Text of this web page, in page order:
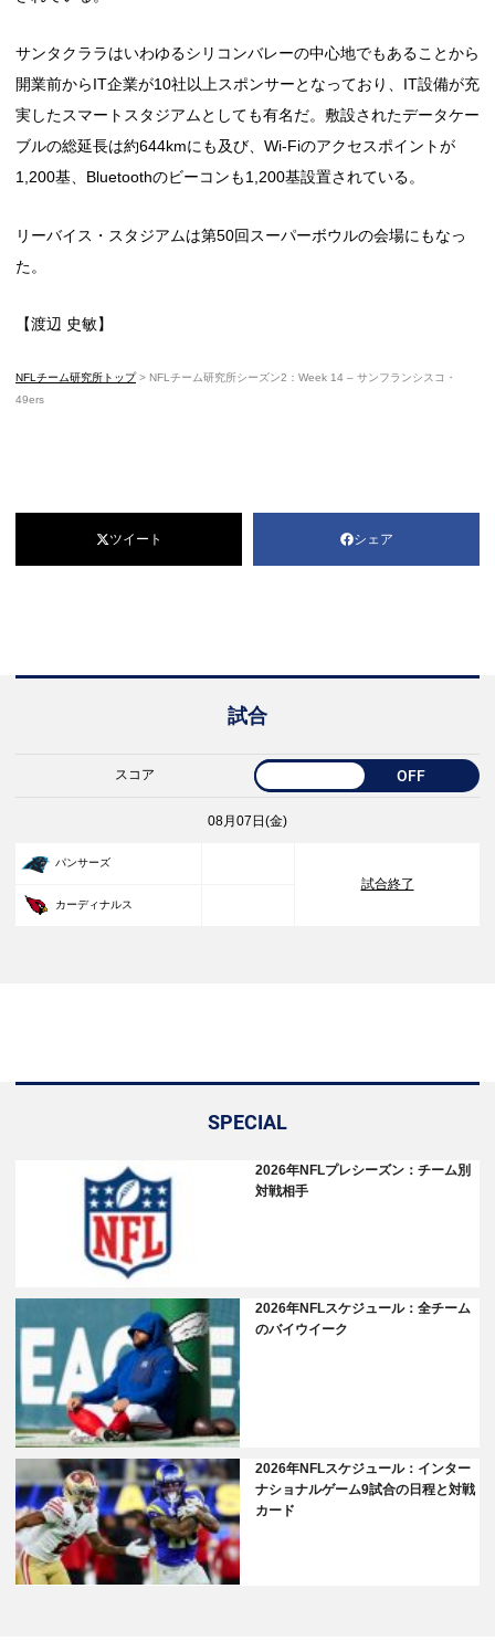
サンタクララはいわゆるシリコンバレーの中心地でもあることから
開業前からIT企業が10社以上スポンサーとなっており、IT設備が充
実したスマートスタジアムとしても有名だ。敷設されたデータケー
ブルの総延長は約644kmにも及び、Wi-Fiのアクセスポイントが
1,200基、Bluetoothのビーコンも1,200基設置されている。
リーバイス・スタジアムは第50回スーパーボウルの会場にもなっ
た。
【渡辺 史敏】
NFLチーム研究所トップ > NFLチーム研究所シーズン2：Week 14 – サンフランシスコ・
49ers
ツイート シェア
試合
スコア OFF
08月07日(金)
パンサーズ
試合終了
カーディナルス
SPECIAL
2026年NFLプレシーズン：チーム別
対戦相手
2026年NFLスケジュール：全チーム
のバイウイーク
2026年NFLスケジュール：インター
ナショナルゲーム9試合の日程と対戦
カード